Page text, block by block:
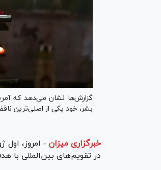
گزارش‌ها نشان می‌دهد که
بشر، خود یکی از اصلی‌ترین
خبرگزاری میزان -
در تقویم‌های بین‌المللی با